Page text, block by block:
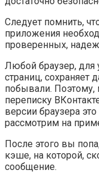
Следует помнить,
приложения
проверенных,
Любой браузер, для
страниц, сохраняет
побывали. Поэтому,
переписку
версии браузера
рассмотрим на
После этого вы
кэше, на которой,
сообщение.